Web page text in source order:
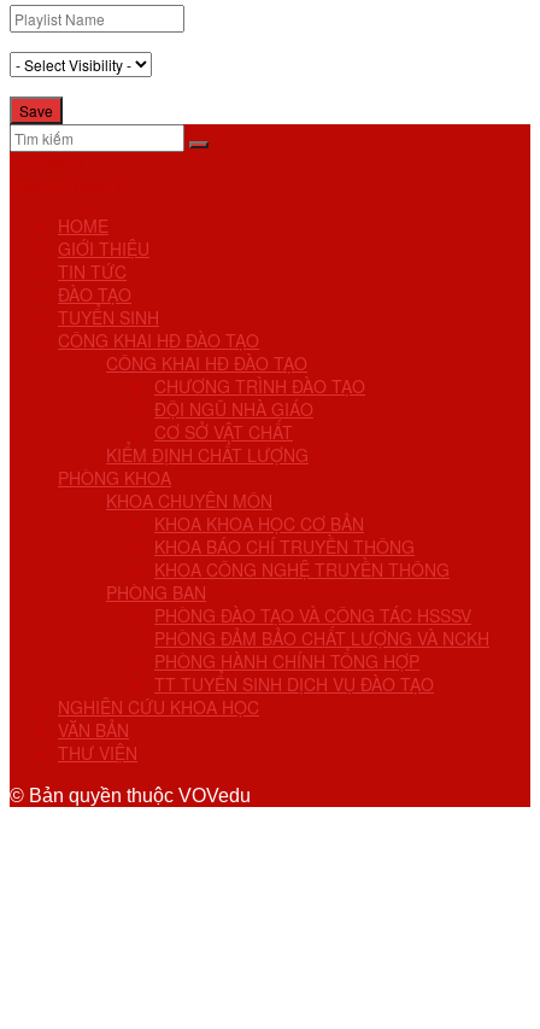
HOME
GIỚI THIỆU
TIN TỨC
ĐÀO TẠO
TUYỂN SINH
CÔNG KHAI HĐ ĐÀO TẠO
CÔNG KHAI HĐ ĐÀO TẠO
CHƯƠNG TRÌNH ĐÀO TẠO
ĐỘI NGŨ NHÀ GIÁO
CƠ SỞ VẬT CHẤT
KIỂM ĐỊNH CHẤT LƯỢNG
PHÒNG KHOA
KHOA CHUYÊN MÔN
KHOA KHOA HỌC CƠ BẢN
KHOA BÁO CHÍ TRUYỀN THÔNG
KHOA CÔNG NGHỆ TRUYỀN THÔNG
PHÒNG BAN
PHÒNG ĐÀO TẠO VÀ CÔNG TÁC HSSSV
PHÒNG ĐẢM BẢO CHẤT LƯỢNG VÀ NCKH
PHÒNG HÀNH CHÍNH TỔNG HỢP
TT TUYỂN SINH DỊCH VỤ ĐÀO TẠO
NGHIÊN CỨU KHOA HỌC
VĂN BẢN
THƯ VIỆN
© Bản quyền thuộc VOVedu